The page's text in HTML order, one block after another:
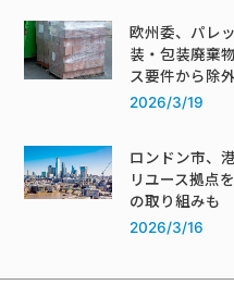
欧州委、パレ
装・包装廃棄
ス要件から除外
2026/3/19
ロンドン市、
リユース拠点
の取り組みも
2026/3/16